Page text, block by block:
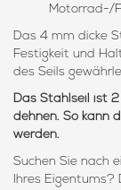
Motorrad-/
Das 4 mm dicke
Festigkeit und
des Seils
Das Stahlseil ist
dehnen. So kann
werden.
Suchen Sie nach
Ihres